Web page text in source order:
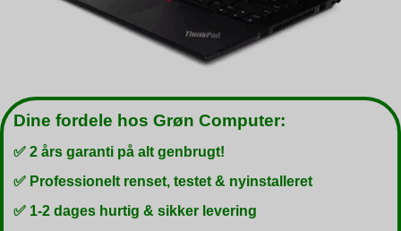
Dine fordele hos Grøn Computer:
✅ 2 års garanti på alt genbrugt!
✅ Professionelt renset, testet & nyinstalleret
✅ 1-2 dages hurtig & sikker levering